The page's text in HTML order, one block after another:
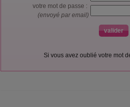
votre mot de passe :
(envoyé par email)
Si vous avez oublié votre mot